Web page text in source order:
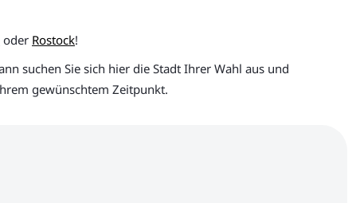
oder Rostock!
suchen Sie sich hier die Stadt Ihrer Wahl aus und
gewünschtem Zeitpunkt.